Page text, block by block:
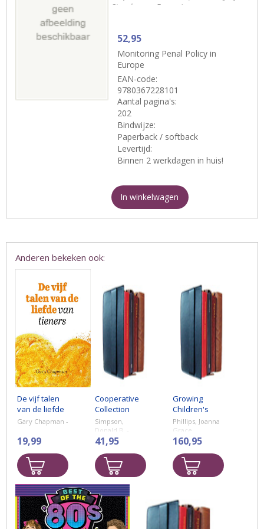
Strasbourg, France)
52,95
Monitoring Penal Policy in
Europe
EAN-code:
9780367228101
Aantal pagina's:
202
Bindwijze:
Paperback / softback
Levertijd:
Binnen 2 werkdagen in huis!
In winkelwagen
Anderen bekeken ook:
De vijf talen
van de liefde
van tieners
Gary Chapman -
19,99
Cooperative
Collection
Development
Simpson,
Donald B. -
Significant
Trends and
Issues
41,95
Growing
Children's
Social and
Emotional
Skills
Phillips, Joanna
Grace
(Swinburne
University of
Tech, Australia)
- Using the
TOGETHER
160,95